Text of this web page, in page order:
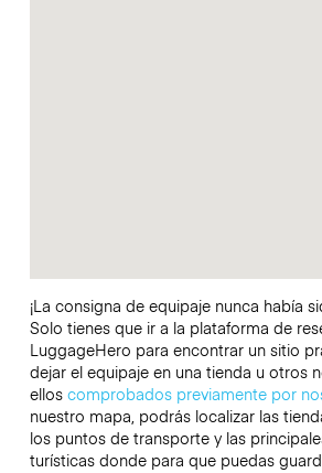
¡La consigna de equipaje nunca había
Solo tienes que ir a la plataforma de
LuggageHero para encontrar un sitio
dejar el equipaje en una tienda u otros
ellos comprobados previamente por
nuestro mapa, podrás localizar las
los puntos de transporte y las
turísticas donde para que puedas